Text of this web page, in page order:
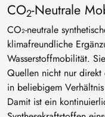
CO2-Neutrale
CO₂-neutrale
klimafreundliche
Wasserstoffmobilität.
Quellen nicht nur direkt
in beliebigem
Damit ist ein